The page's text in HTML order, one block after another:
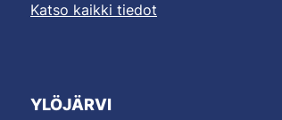
Katso kaikki tiedot
YLÖJÄRVI